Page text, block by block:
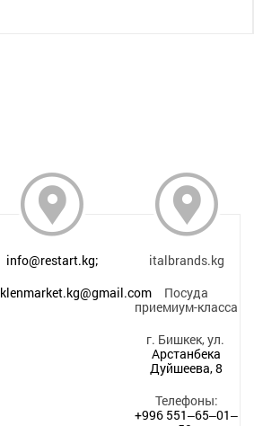
info@restart.kg;
klenmarket.kg@gmail.com
italbrands.kg
Посуда
приемиум-класса
г. Бишкек, ул.
Арстанбека
Дуйшеева, 8
Телефоны:
+996 551‒65‒01‒